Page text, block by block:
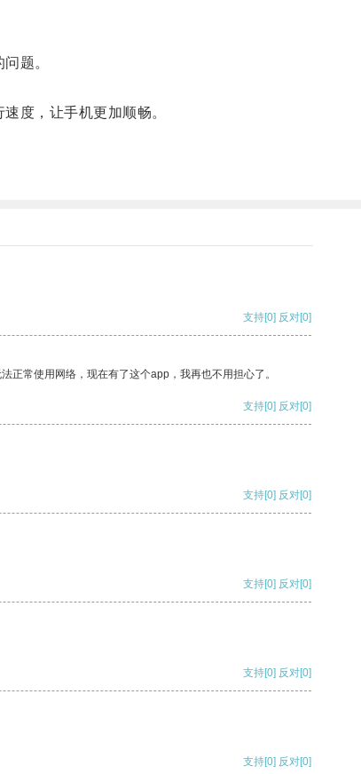
题。
度，让手机更加顺畅。
支持[0] 反对[0]
正常使用网络，现在有了这个app，我再也不用担心了。
支持[0] 反对[0]
支持[0] 反对[0]
支持[0] 反对[0]
支持[0] 反对[0]
支持[0] 反对[0]